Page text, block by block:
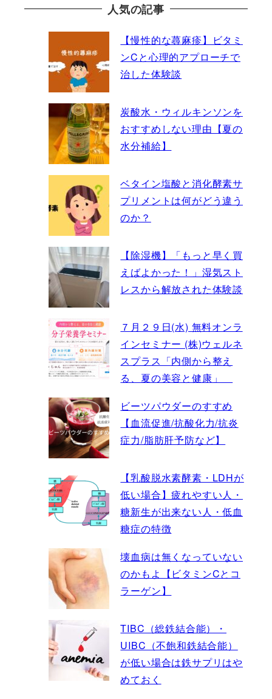
人気の記事
【慢性的な蕁麻疹】ビタミ
ンCと心理的アプローチで
治した体験談
炭酸水・ウィルキンソンを
おすすめしない理由【夏の
水分補給】
ベタイン塩酸と消化酵素サ
プリメントは何がどう違う
のか？
【除湿機】「もっと早く買
えばよかった！」湿気スト
レスから解放された体験談
７月２９日(水) 無料オンラ
インセミナー (株)ウェルネ
スプラス「内側から整え
る、夏の美容と健康」
ビーツパウダーのすすめ
【血流促進/抗酸化力/抗炎
症力/脂肪肝予防など】
【乳酸脱水素酵素・LDHが
低い場合】疲れやすい人・
糖新生が出来ない人・低血
糖症の特徴
壊血病は無くなっていない
のかもよ【ビタミンCとコ
ラーゲン】
TIBC（総鉄結合能）・
UIBC（不飽和鉄結合能）
が低い場合は鉄サプリはや
めておく